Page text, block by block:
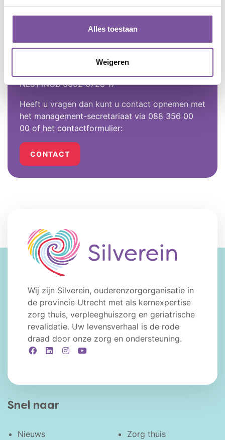
Alles toestaan
Weigeren
Zorgcentra Soest (Molenschot en de
Stichting Vrienden van verpleeghuis St.
NL51 INGB 0652 6728 17
Heeft u vragen dan kunt u contact opnemen met
het management-secretariaat via 088 356 00
00 of het contactformulier:
CONTACT
Wij zijn Silverein, ouderenzorgorganisatie in
de provincie Utrecht met als kernexpertise
zorg thuis, verpleeghuiszorg en geriatrische
revalidatie. Uw levensverhaal is de rode
draad door onze zorg en ondersteuning.
FacebookLinkedInInstagram
Snel naar
Nieuws
Zorg thuis